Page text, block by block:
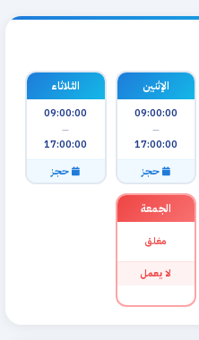
الإثنين
09:00:00
—
17:00:00
حجز
الثلاثاء
09:00:00
—
17:00:00
حجز
الجمعة
مغلق
لا يعمل